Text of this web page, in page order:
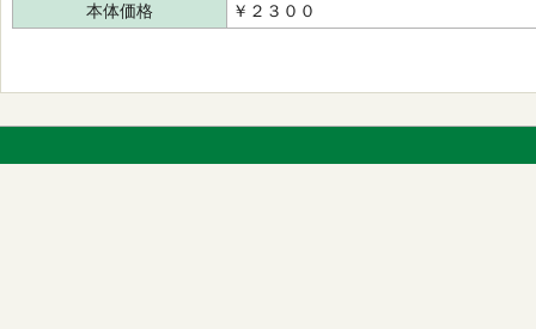
本体価格
￥２３００